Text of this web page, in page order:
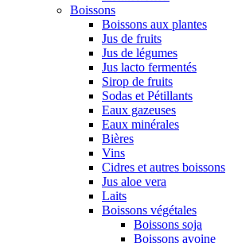
Boissons
Boissons aux plantes
Jus de fruits
Jus de légumes
Jus lacto fermentés
Sirop de fruits
Sodas et Pétillants
Eaux gazeuses
Eaux minérales
Bières
Vins
Cidres et autres boissons
Jus aloe vera
Laits
Boissons végétales
Boissons soja
Boissons avoine